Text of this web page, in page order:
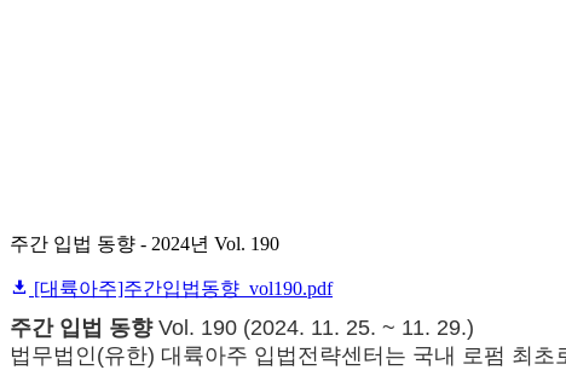
주간 입법 동향 - 2024년 Vol. 190
[대륙아주]주간입법동향_vol190.pdf
주간 입법 동향Vol. 190 (2024. 11. 25. ~ 11. 29.)
법무법인(유한) 대륙아주 입법전략센터는 국내 로펌 최